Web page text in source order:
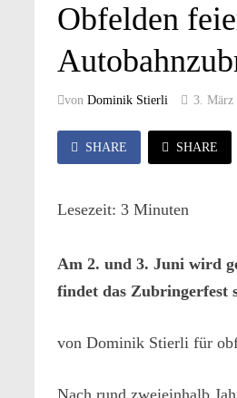
Obfelden
vonDominik Stierli 3. März
SHARE SHARE
Lesezeit:3 Minuten
Am 2. und 3. Juni wird
findet das Zubringerfest
von Dominik Stierli für